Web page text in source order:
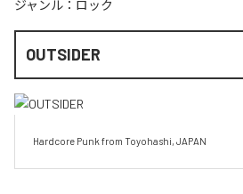
ジャンル： ロック
OUTSIDER
Hardcore Punk from Toyohashi, JAPAN